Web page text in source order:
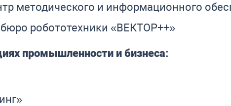
методического и информационного
робототехники «ВЕКТОР++»
промышленности и бизнеса: